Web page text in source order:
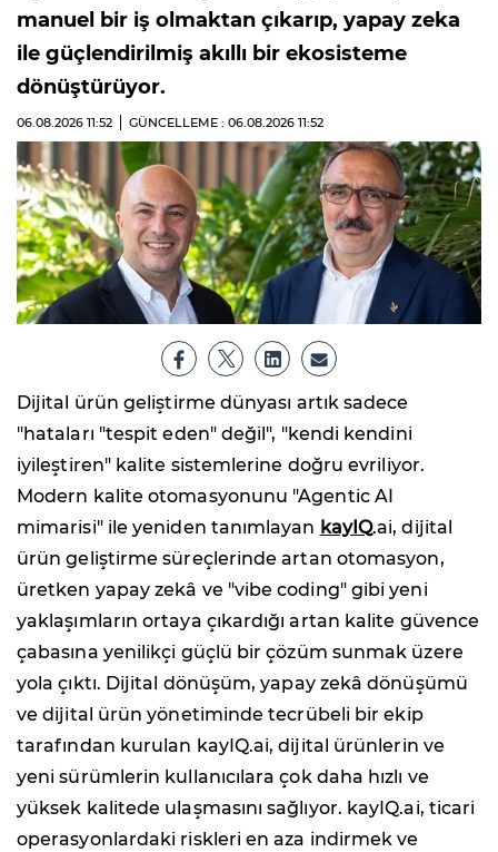
manuel bir iş olmaktan çıkarıp, yapay zeka
ile güçlendirilmiş akıllı bir ekosisteme
dönüştürüyor.
06.08.2026 11:52 GÜNCELLEME : 06.08.2026 11:52
Dijital ürün geliştirme dünyası artık sadece
"hataları "tespit eden" değil", "kendi kendini
iyileştiren" kalite sistemlerine doğru evriliyor.
Modern kalite otomasyonunu "Agentic AI
mimarisi" ile yeniden tanımlayan kayIQ.ai, dijital
ürün geliştirme süreçlerinde artan otomasyon,
üretken yapay zekâ ve "vibe coding" gibi yeni
yaklaşımların ortaya çıkardığı artan kalite güvence
çabasına yenilikçi güçlü bir çözüm sunmak üzere
yola çıktı. Dijital dönüşüm, yapay zekâ dönüşümü
ve dijital ürün yönetiminde tecrübeli bir ekip
tarafından kurulan kayIQ.ai, dijital ürünlerin ve
yeni sürümlerin kullanıcılara çok daha hızlı ve
yüksek kalitede ulaşmasını sağlıyor. kayIQ.ai, ticari
operasyonlardaki riskleri en aza indirmek ve